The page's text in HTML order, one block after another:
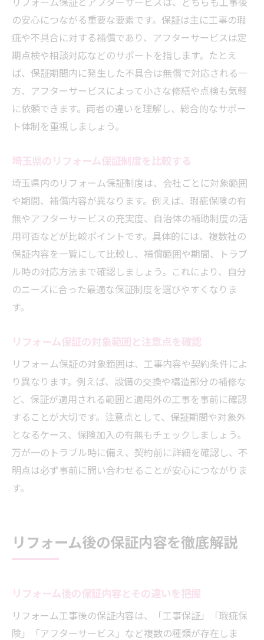
リフォーム保証付き工事の補助申請ポイン
ト
補助制度と保証サービスの違いを知る
瑕疵保険やアフターサービスの違いを知る
リフォーム瑕疵保険と保証の違いを正しく
理解
アフターサービスと瑕疵保険の役割比較
リフォームにおける瑕疵保険加入の必要性
瑕疵保険の保証期間と活用ポイント
保証・瑕疵保険・アフターの賢い使い分け
トラブル時の相談先と保証の重要性
リフォームトラブルに備えた保証の選び方
万が一のトラブル時に役立つ相談窓口とは
リフォーム保証期間中のクレーム対応方法
の安心につながる重要な要素です。保証は主に工事の瑕
疵や不具合に対する補償であり、アフターサービスは定
期点検や相談対応などのサポートを指します。たとえ
ば、保証期間内に発生した不具合は無償で対応される一
方、アフターサービスによって小さな修繕や点検も気軽
に依頼できます。両者の違いを理解し、総合的なサポー
ト体制を重視しましょう。
埼玉県のリフォーム保証制度を比較する
埼玉県内のリフォーム保証制度は、会社ごとに対象範囲
や期間、補償内容が異なります。例えば、瑕疵保険の有
無やアフターサービスの充実度、自治体の補助制度の活
用可否などが比較ポイントです。具体的には、複数社の
保証内容を一覧にして比較し、補償範囲や期間、トラブ
ル時の対応方法まで確認しましょう。これにより、自分
のニーズに合った最適な保証制度を選びやすくなりま
す。
リフォーム保証の対象範囲と注意点を確認
リフォーム保証の対象範囲は、工事内容や契約条件によ
り異なります。例えば、設備の交換や構造部分の補修な
ど、保証が適用される範囲と適用外の工事を事前に確認
することが大切です。注意点として、保証期間や対象外
となるケース、保険加入の有無もチェックしましょう。
万が一のトラブル時に備え、契約前に詳細を確認し、不
明点は必ず事前に問い合わせることが安心につながりま
す。
リフォーム後の保証内容を徹底解説
リフォーム後の保証内容とその違いを把握
リフォーム工事後の保証内容は、「工事保証」「瑕疵保
険」「アフターサービス」など複数の種類が存在しま